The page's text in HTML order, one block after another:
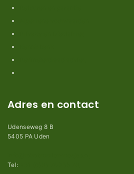
Adres en contact
Udenseweg 8 B
5405 PA Uden
Tel: